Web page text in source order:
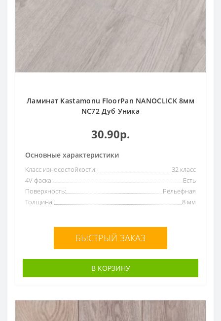
Ламинат Kastamonu FloorPan NANOCLICK 8мм
NC72 Дуб Уника
30.90р.
Основные характеристики
Класс износостойкости:
32 класс
4V фаска:
Есть
Поверхность:
Рельефная
Толщина:
8 мм
БЫСТРЫЙ ЗАКАЗ
В КОРЗИНУ